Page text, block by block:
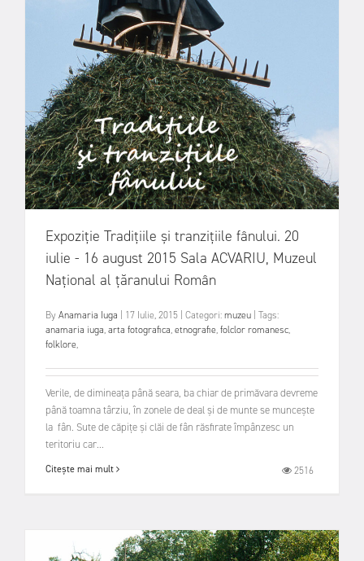
Expoziție Tradițiile și tranzițiile fânului. 20
iulie - 16 august 2015 Sala ACVARIU, Muzeul
Național al țăranului Român
ByAnamaria Iuga 17 Iulie, 2015 Categori:muzeu Tags:
anamaria iuga,arta fotografica,etnografie,folclor romanesc,
folklore,
Verile, de dimineața până seara, ba chiar de primăvara devreme
până toamna târziu, în zonele de deal și de munte se muncește
la fân. Sute de căpițe și clăi de fân răsfirate împânzesc un
teritoriu car...
2516
Citește mai mult